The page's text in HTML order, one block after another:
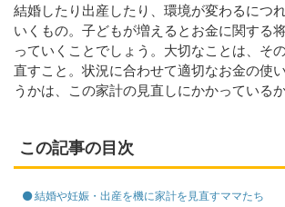
結婚したり出産したり、環境が変わるにつ
いくもの。子どもが増えるとお金に関する
っていくことでしょう。大切なことは、そ
直すこと。状況に合わせて適切なお金の使
うかは、この家計の見直しにかかっている
この記事の目次
結婚や妊娠・出産を機に家計を見直すママたち